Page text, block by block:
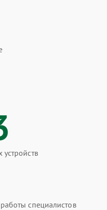
специалистов